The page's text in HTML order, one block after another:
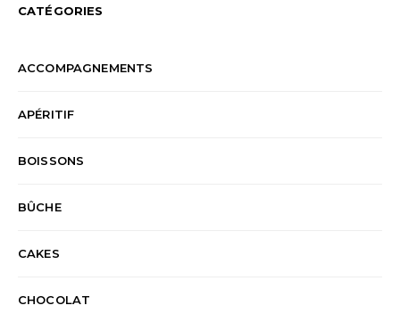
CATÉGORIES
ACCOMPAGNEMENTS
APÉRITIF
BOISSONS
BÛCHE
CAKES
CHOCOLAT